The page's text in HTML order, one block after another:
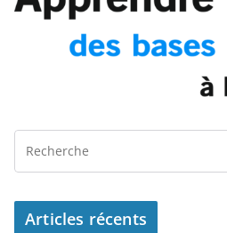
Articles récents